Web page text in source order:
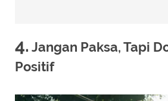
4. Jangan Paksa, Tapi
Positif